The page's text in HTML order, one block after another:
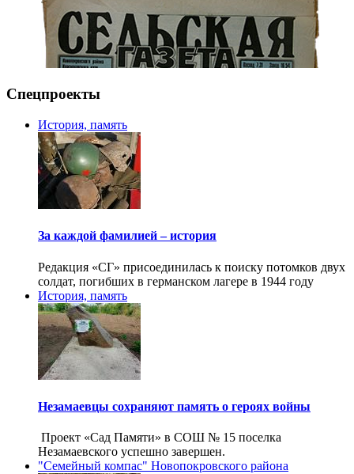
Спецпроекты
История, память
За каждой фамилией – история
Редакция «СГ» присоединилась к поиску потомков двух
солдат, погибших в германском лагере в 1944 году
История, память
Незамаевцы сохраняют память о героях войны
Проект «Сад Памяти» в СОШ № 15 поселка
Незамаевского успешно завершен.
"Семейный компас" Новопокровского района